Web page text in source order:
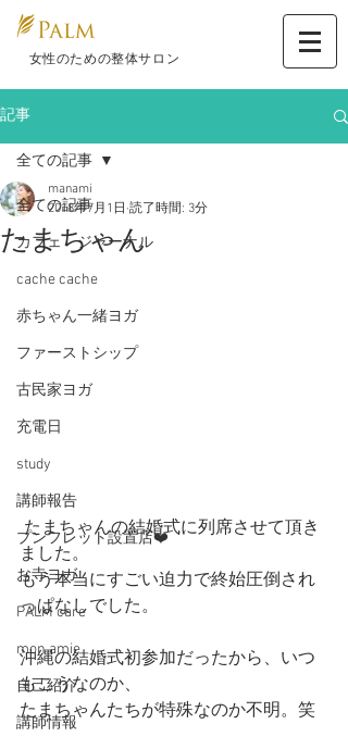
​ 女性のための整体サロン
記事
全ての記事
カフェ ジャーナル
cache cache
赤ちゃん一緒ヨガ
ファーストシップ
古民家ヨガ
充電日
study
講師報告
プンフレット設置店❤️
お寺ヨガ
PALM care
mon amie
自己紹介
講師情報
全ての記事
たまちゃん
manami
2018年7月1日 読了時間: 3分
たまちゃんの結婚式に列席させて頂き
ました。
もう本当にすごい迫力で終始圧倒され
っぱなしでした。
沖縄の結婚式初参加だったから、いつ
もこうなのか、
たまちゃんたちが特殊なのか不明。笑